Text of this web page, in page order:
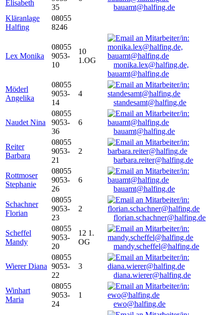
Elisabeth
35
bauamt@halfing.de
Kläranlage
Halfing
08055
8246
Lex Monika
08055
9053-
10
10
1.OG
monika.lex@halfing.de,
bauamt@halfing.de
Möderl
Angelika
08055
9053-
14
4
standesamt@halfing.de
Naudet Nina
08055
9053-
36
6
bauamt@halfing.de
Reiter
Barbara
08055
9053-
21
2
barbara.reiter@halfing.de
Rottmoser
Stephanie
08055
9053-
26
6
bauamt@halfing.de
Schachner
Florian
08055
9053-
23
2
florian.schachner@halfing.de
Scheffel
Mandy
08055
9053-
20
12 1.
OG
mandy.scheffel@halfing.de
Wierer Diana
08055
9053-
22
3
diana.wierer@halfing.de
Winhart
Maria
08055
9053-
24
1
ewo@halfing.de